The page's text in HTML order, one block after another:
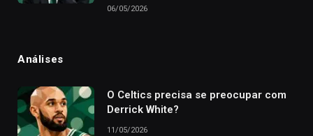
06/05/2026
Análises
O Celtics precisa se preocupar com
Derrick White?
11/05/2026